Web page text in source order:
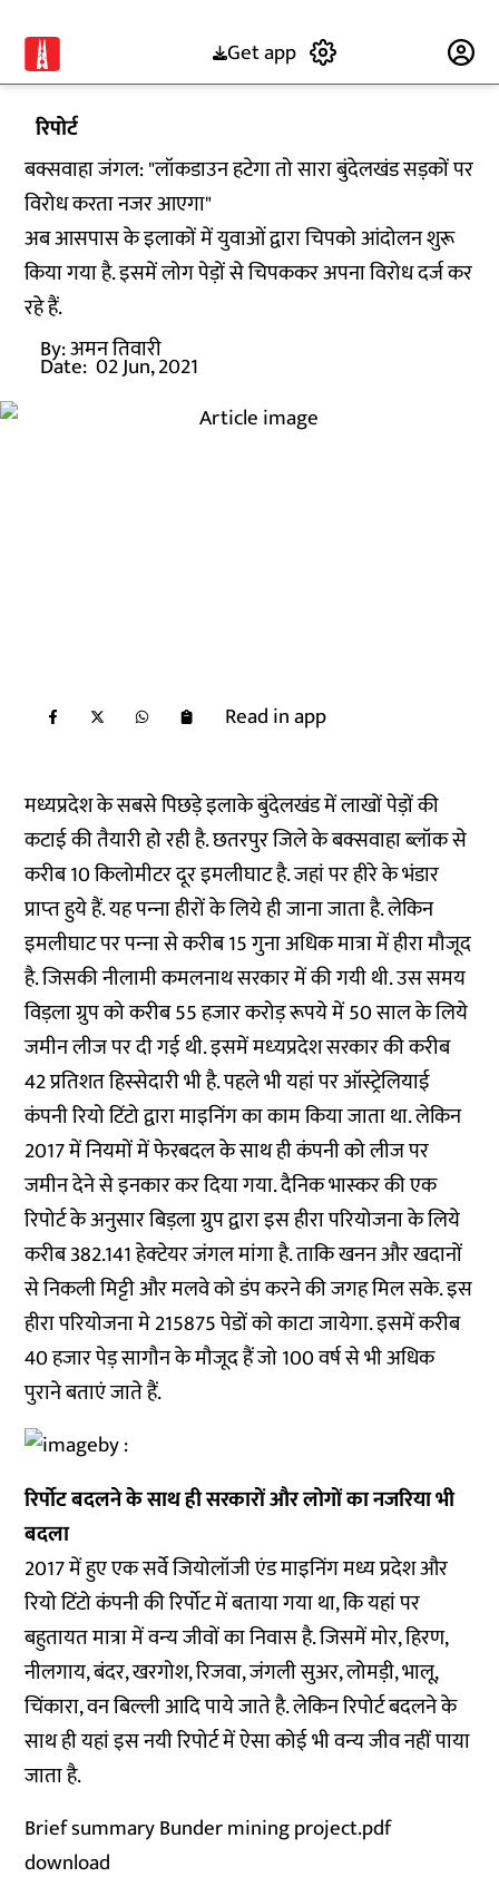
Get app
रिपोर्ट
बक्सवाहा जंगल: "लॉकडाउन हटेगा तो सारा बुंदेलखंड सड़कों पर
विरोध करता नजर आएगा"
अब आसपास के इलाकों में युवाओं द्वारा चिपको आंदोलन शुरू
किया गया है. इसमें लोग पेड़ों से चिपककर अपना विरोध दर्ज कर
रहे हैं.
By:अमन तिवारी
Date: 02 Jun, 2021
Read in app
मध्यप्रदेश के सबसे पिछड़े इलाके बुंदेलखंड में लाखों पेड़ों की
कटाई की तैयारी हो रही है. छतरपुर जिले के बक्सवाहा ब्लॉक से
करीब 10 किलोमीटर दूर इमलीघाट है. जहां पर हीरे के भंडार
प्राप्‍त हुये हैं. यह पन्‍ना हीरों के लिये ही जाना जाता है. लेकिन
इमलीघाट पर पन्‍ना से करीब 15 गुना अधिक मात्रा में हीरा मौजूद
है. जिसकी नीलामी कमलनाथ सरकार में की गयी थी. उस समय
विड़ला ग्रुप को करीब 55 हजार करोड़ रूपये में 50 साल के लिये
जमीन लीज पर दी गई थी. इसमें मध्‍यप्रदेश सरकार की करीब
42 प्रतिशत हिस्‍सेदारी भी है. पहले भी यहां पर ऑस्‍ट्रेलियाई
कंपनी रियो टिंटो द्वारा माइनिंग का काम किया जाता था. लेकिन
2017 में नियमों में फेरबदल के साथ ही कंपनी को लीज पर
जमीन देने से इनकार कर दिया गया. दैनिक भास्‍कर की एक
रिपोर्ट के अनुसार बिड़ला ग्रुप द्वारा इस हीरा परियोजना के लिये
करीब 382.141 हेक्‍टेयर जंगल मांगा है. ताकि खनन और खदानों
से निकली मिट्टी और मलवे को डंप करने की जगह मिल सके. इस
हीरा परियोजना मे 215875 पेडों को काटा जायेगा. इसमें करीब
40 हजार पेड़ सागौन के मौजूद हैं जो 100 वर्ष से भी अधिक
पुराने बताएं जाते हैं.
रिर्पोट बदलने के साथ ही सरकारों और लोगों का नजरिया भी
बदला
2017 में हुए एक सर्वे जियोलॉजी एंड माइनिंग मध्य प्रदेश और
रियो टिंटो कंपनी की रिर्पोट में बताया गया था, कि यहां पर
बहुतायत मात्रा में वन्‍य जीवों का निवास है. जिसमें मोर, हिरण,
नीलगाय, बंदर, खरगोश, रिजवा, जंगली सुअर, लोमड़ी, भालू,
चिंकारा, वन बिल्‍ली आदि पाये जाते है. लेकिन रिपोर्ट बदलने के
साथ ही यहां इस नयी रिपोर्ट में ऐसा कोई भी वन्‍य जीव नहीं पाया
जाता है.
Brief summary Bunder mining project.pdf
download